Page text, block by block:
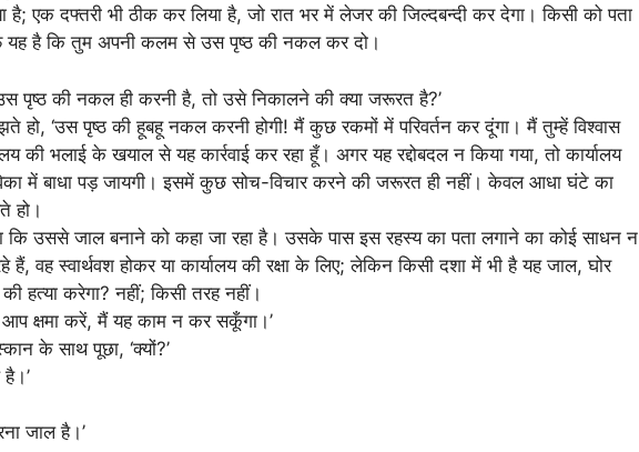
है; एक दफ्तरी भी ठीक कर लिया है, जो रात भर में लेजर की जिल्दबन्दी कर देगा। किसी को पता
है कि तुम अपनी कलम से उस पृष्ठ की नकल कर दो।
पृष्ठ की नकल ही करनी है, तो उसे निकालने की क्या जरूरत है?’
हो, ‘उस पृष्ठ की हूबहू नकल करनी होगी! मैं कुछ रकमों में परिवर्तन कर दूंगा। मैं तुम्हें विश्वास
की भलाई के खयाल से यह कार्रवाई कर रहा हूँ। अगर यह रद्दोबदल न किया गया, तो कार्यालय
में बाधा पड़ जायगी। इसमें कुछ सोच-विचार करने की जरूरत ही नहीं। केवल आधा घंटे का
हो।
कि उससे जाल बनाने को कहा जा रहा है। उसके पास इस रहस्य का पता लगाने का कोई साधन न
वह स्वार्थवश होकर या कार्यालय की रक्षा के लिए; लेकिन किसी दशा में भी है यह जाल, घोर
हत्या करेगा? नहीं; किसी तरह नहीं।
क्षमा करें, मैं यह काम न कर सकूँगा।’
के साथ पूछा, ‘क्यों?’
जाल है।’